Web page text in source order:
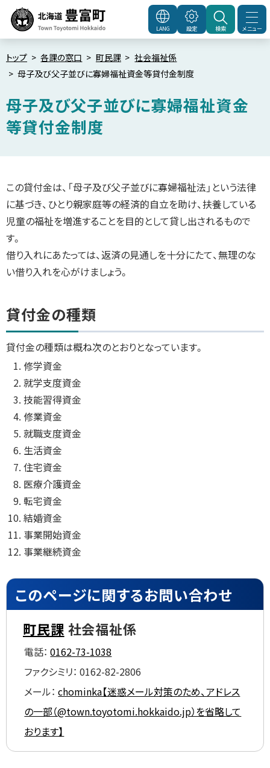
へ
メ
ー
へ
北海道豊富町Town
メニュー
LANG 設定 検索
トップ 各課の窓口 町民課
社会福祉係
母子及び父子並びに寡婦福祉資金等貸付金制度
母子及び父子並びに寡婦福祉資金
等貸付金制度
目
次
貸
付
金
の
種
類
ペ
ー
ジ
に
関
す
る
お
問
合
わ
せ
この貸付金は、「母子及び父子並びに寡婦福祉法」という法律
に基づき、ひとり親家庭等の経済的自立を助け、扶養している
児童の福祉を増進することを目的として貸し出されるもので
す。
借り入れにあたっては、返済の見通しを十分にたて、無理のな
い借り入れを心がけましょう。
貸付金の種類
貸付金の種類は概ね次のとおりとなっています。
修学資金
就学支度資金
技能習得資金
修業資金
就職支度資金
生活資金
住宅資金
医療介護資金
転宅資金
結婚資金
事業開始資金
事業継続資金
ト このページに関するお問い合わせ
町民課 社会福祉係
電話： 0162-73-1038
ファクシミリ： 0162-82-2806
メール： chominka【迷惑メール対策のため、アドレス
の一部（@town.toyotomi.hokkaido.jp）を省略して
おります】